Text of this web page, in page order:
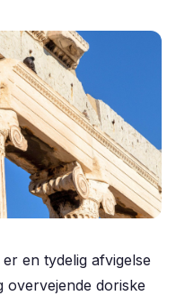
en tydelig afvigelse
overvejende doriske